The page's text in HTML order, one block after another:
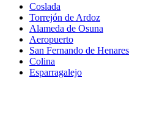
Coslada
Torrejón de Ardoz
Alameda de Osuna
Aeropuerto
San Fernando de Henares
Colina
Esparragalejo